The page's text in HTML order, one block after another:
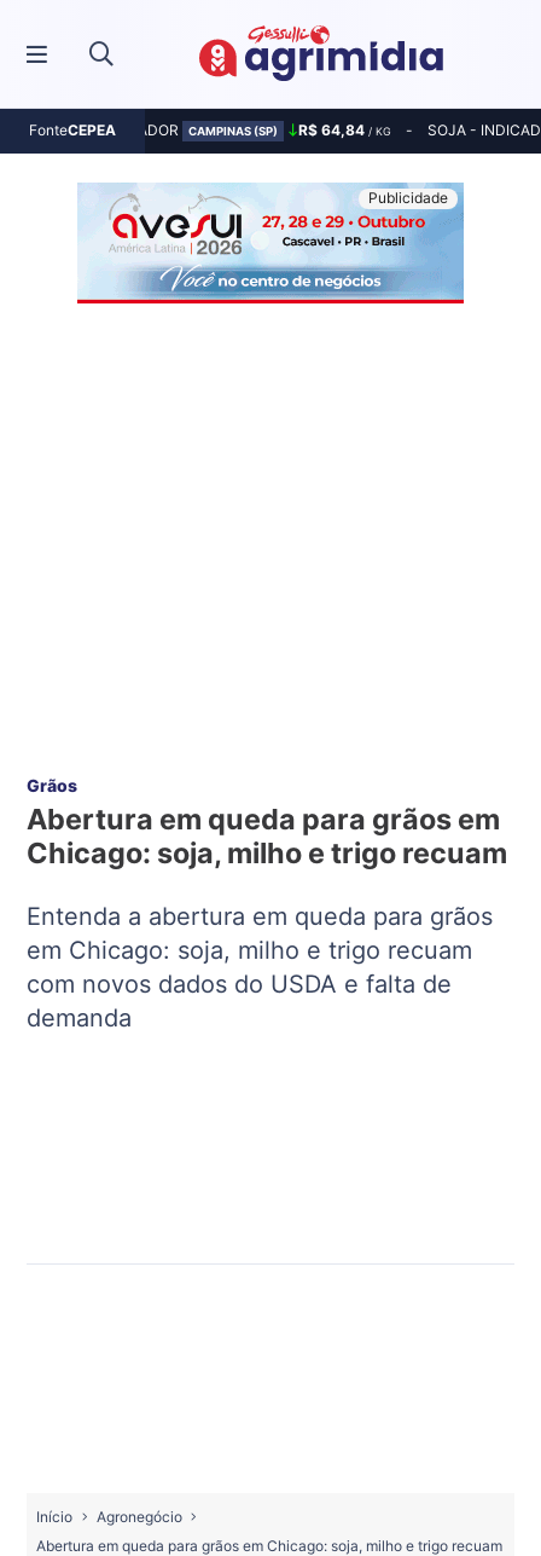
FonteCEPEA
MILHO - INDICADOR CAMPINAS (SP) R$ 64,84 / KG SOJA -
Grãos
Abertura em queda para grãos em
Chicago: soja, milho e trigo recuam
Entenda a abertura em queda para grãos
em Chicago: soja, milho e trigo recuam
com novos dados do USDA e falta de
demanda
Início
Agronegócio
Abertura em queda para grãos em Chicago: soja, milho e trigo recuam